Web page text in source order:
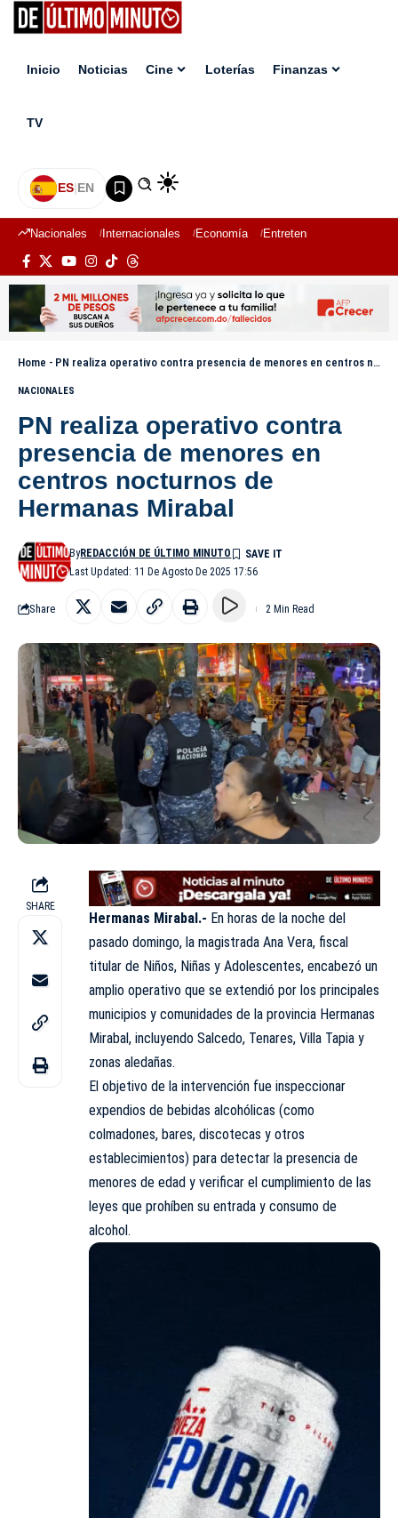
Inicio Noticias Cine Loterías Finanzas
TV
ES|EN
Nacionales Internacionales Economía Entretenimiento
Home - PN realiza operativo contra presencia de menores en centros nocturnos de Hermanas Mirabal
NACIONALES
PN realiza operativo contra
presencia de menores en
centros nocturnos de
Hermanas Mirabal
Last Updated: 11 De Agosto De 2025 17:56
ByREDACCIÓN DE ÚLTIMO MINUTO
Share 2 Min Read
SHARE
Hermanas Mirabal.- En horas de la noche del
pasado domingo, la magistrada Ana Vera, fiscal
titular de Niños, Niñas y Adolescentes, encabezó un
amplio operativo que se extendió por los principales
municipios y comunidades de la provincia Hermanas
Mirabal, incluyendo Salcedo, Tenares, Villa Tapia y
zonas aledañas.
El objetivo de la intervención fue inspeccionar
expendios de bebidas alcohólicas (como
colmadones, bares, discotecas y otros
establecimientos) para detectar la presencia de
menores de edad y verificar el cumplimiento de las
leyes que prohíben su entrada y consumo de
alcohol.